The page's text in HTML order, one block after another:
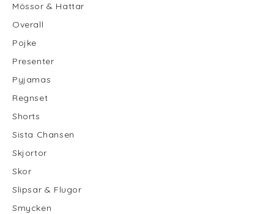
Mössor & Hattar
Overall
Pojke
Presenter
Pyjamas
Regnset
Shorts
Sista Chansen
Skjortor
Skor
Slipsar & Flugor
Smycken